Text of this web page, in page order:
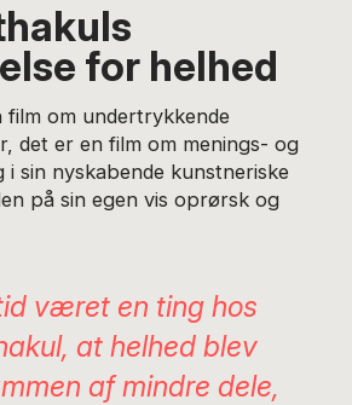
for helhed
film om undertrykkende
det er en film om menings- og
i sin nyskabende kunstneriske
på sin egen vis oprørsk og
været en ting hos
at helhed blev
af mindre dele,